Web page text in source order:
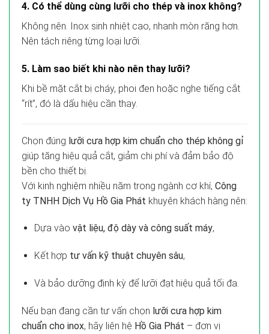
4. Có thể dùng cùng lưỡi cho thép và inox không?
Không nên. Inox sinh nhiệt cao, nhanh mòn răng hơn.
Nên tách riêng từng loại lưỡi.
5. Làm sao biết khi nào nên thay lưỡi?
Khi bề mặt cắt bị cháy, phoi đen hoặc nghe tiếng cắt
“rít”, đó là dấu hiệu cần thay.
Chọn đúng lưỡi cưa hợp kim chuẩn cho thép không gỉ
giúp tăng hiệu quả cắt, giảm chi phí và đảm bảo độ
bền cho thiết bị.
Với kinh nghiệm nhiều năm trong ngành cơ khí, Công
ty TNHH Dịch Vụ Hồ Gia Phát khuyên khách hàng nên:
Dựa vào vật liệu, độ dày và công suất máy,
Kết hợp tư vấn kỹ thuật chuyên sâu,
Và bảo dưỡng định kỳ để lưỡi đạt hiệu quả tối đa.
Nếu bạn đang cần tư vấn chọn lưỡi cưa hợp kim
chuẩn cho inox, hãy liên hệ Hồ Gia Phát – đơn vị